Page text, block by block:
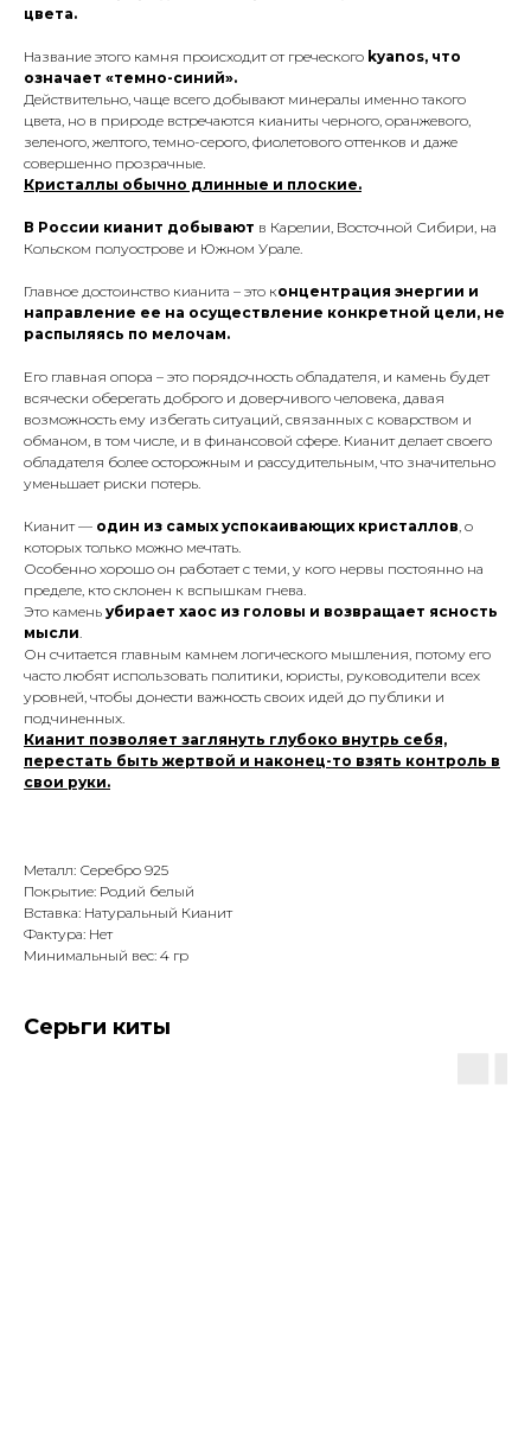
цвета.
Название этого камня происходит от греческого kyanos, что
означает «темно-синий».
Действительно, чаще всего добывают минералы именно такого
цвета, но в природе встречаются кианиты черного, оранжевого,
зеленого, желтого, темно-серого, фиолетового оттенков и даже
совершенно прозрачные.
Кристаллы обычно длинные и плоские.
В России кианит добывают в Карелии, Восточной Сибири, на
Кольском полуострове и Южном Урале.
Главное достоинство кианита – это концентрация энергии и
направление ее на осуществление конкретной цели, не
распыляясь по мелочам.
Его главная опора – это порядочность обладателя, и камень будет
всячески оберегать доброго и доверчивого человека, давая
возможность ему избегать ситуаций, связанных с коварством и
обманом, в том числе, и в финансовой сфере. Кианит делает своего
обладателя более осторожным и рассудительным, что значительно
уменьшает риски потерь.
Кианит — один из самых успокаивающих кристаллов, о
которых только можно мечтать.
Особенно хорошо он работает с теми, у кого нервы постоянно на
пределе, кто склонен к вспышкам гнева.
Это камень убирает хаос из головы и возвращает ясность
мысли.
Он считается главным камнем логического мышления, потому его
часто любят использовать политики, юристы, руководители всех
уровней, чтобы донести важность своих идей до публики и
подчиненных.
Кианит позволяет заглянуть глубоко внутрь себя,
перестать быть жертвой и наконец-то взять контроль в
свои руки.
Металл: Серебро 925
Покрытие: Родий белый
Вставка: Натуральный Кианит
Фактура: Нет
Минимальный вес: 4 гр
Серьги киты